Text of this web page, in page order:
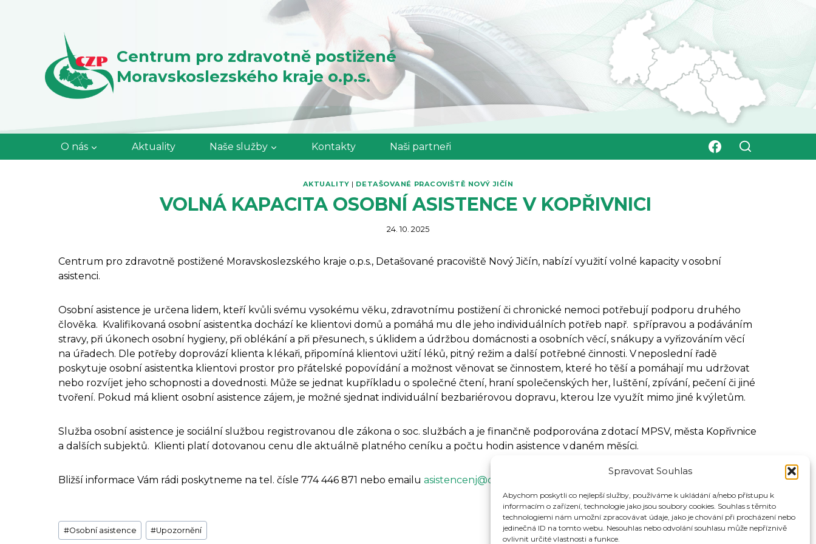
Spravovat Souhlas
Abychom poskytli co nejlepší služby, používáme k ukládání a/nebo přístupu k
informacím o zařízení, technologie jako jsou soubory cookies. Souhlas s těmito
technologiemi nám umožní zpracovávat údaje, jako je chování při procházení nebo
jedinečná ID na tomto webu. Nesouhlas nebo odvolání souhlasu může nepříznivě
ovlivnit určité vlastnosti a funkce.
Centrum pro zdravotně postižené
Moravskoslezského kraje o.p.s.
O nás Aktuality Naše služby Kontakty Naši partneři
AKTUALITY | DETAŠOVANÉ PRACOVIŠTĚ NOVÝ JIČÍN
VOLNÁ KAPACITA OSOBNÍ ASISTENCE V KOPŘIVNICI
24. 10. 2025
Centrum pro zdravotně postižené Moravskoslezského kraje o.p.s., Detašované pracoviště Nový Jičín, nabízí využití volné kapacity v osobní
asistenci.
Osobní asistence je určena lidem, kteří kvůli svému vysokému věku, zdravotnímu postižení či chronické nemoci potřebují podporu druhého
člověka. Kvalifikovaná osobní asistentka dochází ke klientovi domů a pomáhá mu dle jeho individuálních potřeb např. s přípravou a podáváním
stravy, při úkonech osobní hygieny, při oblékání a při přesunech, s úklidem a údržbou domácnosti a osobních věcí, s nákupy a vyřizováním věcí
na úřadech. Dle potřeby doprovází klienta k lékaři, připomíná klientovi užití léků, pitný režim a další potřebné činnosti. V neposlední řadě
poskytuje osobní asistentka klientovi prostor pro přátelské popovídání a možnost věnovat se činnostem, které ho těší a pomáhají mu udržovat
nebo rozvíjet jeho schopnosti a dovednosti. Může se jednat kupříkladu o společné čtení, hraní společenských her, luštění, zpívání, pečení či jiné
tvoření. Pokud má klient osobní asistence zájem, je možné sjednat individuální bezbariérovou dopravu, kterou lze využít mimo jiné k výletům.
Služba osobní asistence je sociální službou registrovanou dle zákona o soc. službách a je finančně podporována z dotací MPSV, města Kopřivnice
a dalších subjektů. Klienti platí dotovanou cenu dle aktuálně platného ceníku a počtu hodin asistence v daném měsíci.
Bližší informace Vám rádi poskytneme na tel. čísle 774 446 871 nebo emailu asistencenj@czp-msk.cz
Štítky
příspěvků:
#Osobní asistence #Upozornění